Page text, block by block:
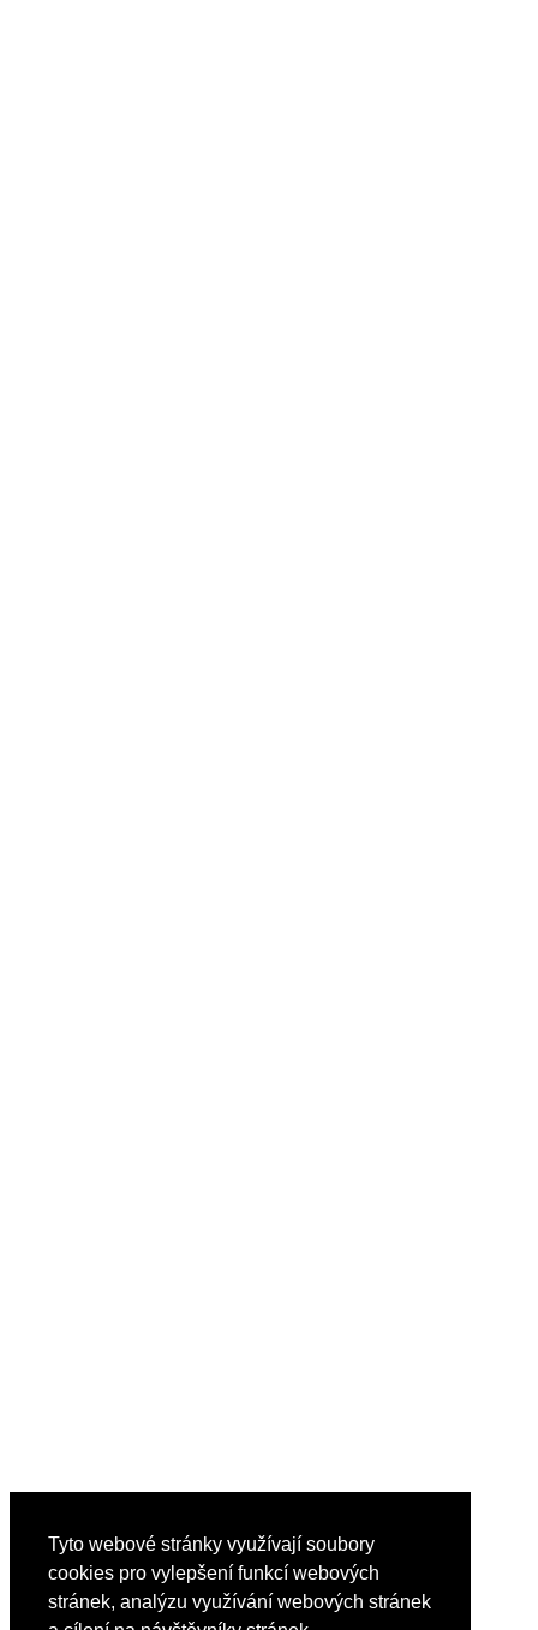
Tyto webové stránky využívají soubory
cookies pro vylepšení funkcí webových
stránek, analýzu využívání webových stránek